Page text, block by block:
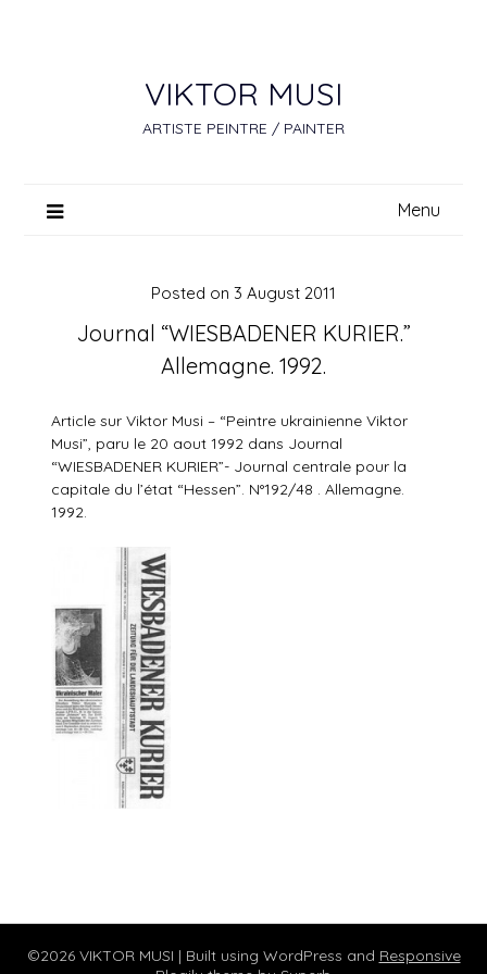
VIKTOR MUSI
ARTISTE PEINTRE / PAINTER
Menu
Journal “WIESBADENER KURIER.”
Allemagne. 1992.
Posted on 3 August 2011
Article sur Viktor Musi – “Peintre ukrainienne Viktor
Musi”, paru le 20 aout 1992 dans Journal
“WIESBADENER KURIER”- Journal centrale pour la
capitale du l’état “Hessen”. N°192/48 . Allemagne.
1992.
©2026 VIKTOR MUSI | Built using WordPress and Responsive